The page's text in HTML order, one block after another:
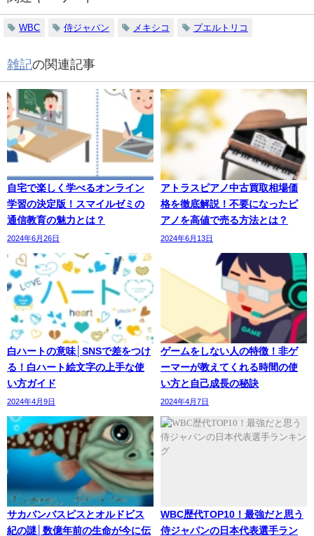
WBC 侍ジャパン メキシコ プエルトリコ
雑記の関連記事
自宅で楽しく学べるオンライン
学習の決定版！スマイルゼミの
通信教育の魅力とは？
2024年6月26日
アトラスピアノ中古買取相場価
格を徹底解説！不要になったピ
アノを高値で売る方法とは？
2024年6月13日
白ハートの意味│SNSで差をつけ
る！白ハート絵文字の上手な使
い方ガイド
2024年4月9日
ゲームをしない人の特徴！非ゲ
ーマーが教えてくれる時間の使
い方と自己成長の秘訣
2024年4月7日
サカバンバスピスとオルドビス
紀の謎│数億年前の生命が今に伝
WBC歴代TOP10！最強だと思う
侍ジャパンの日本代表選手ラン